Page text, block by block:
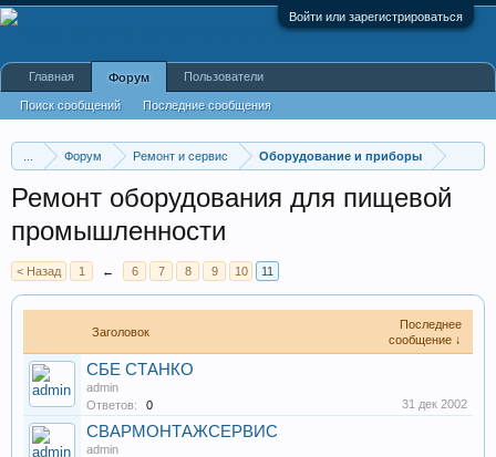
Войти или зарегистрироваться
Форум Ремонт и сервис Оборудование и приборы
Ремонт оборудования для пищевой
промышленности
< Назад 1 ← 6 7 8 9 10 11
Заголовок
Последнее
сообщение ↓
СБЕ СТАНКО
admin
Ответов:
0 31 дек 2002
СВАРМОНТАЖСЕРВИС
admin
Главная Форум
Поиск сообщений Последние сообщения
Пользователи